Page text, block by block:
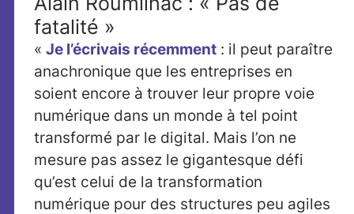
fatalité »
« Je l’écrivais récemment : il peut paraître
anachronique que les entreprises en
soient encore à trouver leur propre voie
numérique dans un monde à tel point
transformé par le digital. Mais l’on ne
mesure pas assez le gigantesque défi
qu’est celui de la transformation
numérique pour des structures peu agiles